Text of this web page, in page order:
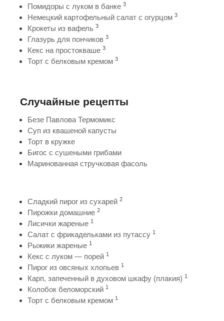
Помидоры с луком в банке 3
Немецкий картофельный салат с огурцом 3
Крокеты из вафель 3
Глазурь для пончиков 3
Кекс на простокваше 3
Торт с белковым кремом 3
Случайные рецепты
Безе Павлова Термомикс
Суп из квашеной капусты
Торт в кружке
Бигос с сушеными грибами
Маринованная стручковая фасоль
Сладкий пирог из сухарей 2
Пирожки домашние 2
Лисички жареные 1
Салат с фрикадельками из путассу 1
Рыжики жареные 1
Кекс с луком — порей 1
Пирог из овсяных хлопьев 1
Карп, запеченный в духовом шкафу (плакия) 1
Колобок беломорский 1
Торт с белковым кремом 1